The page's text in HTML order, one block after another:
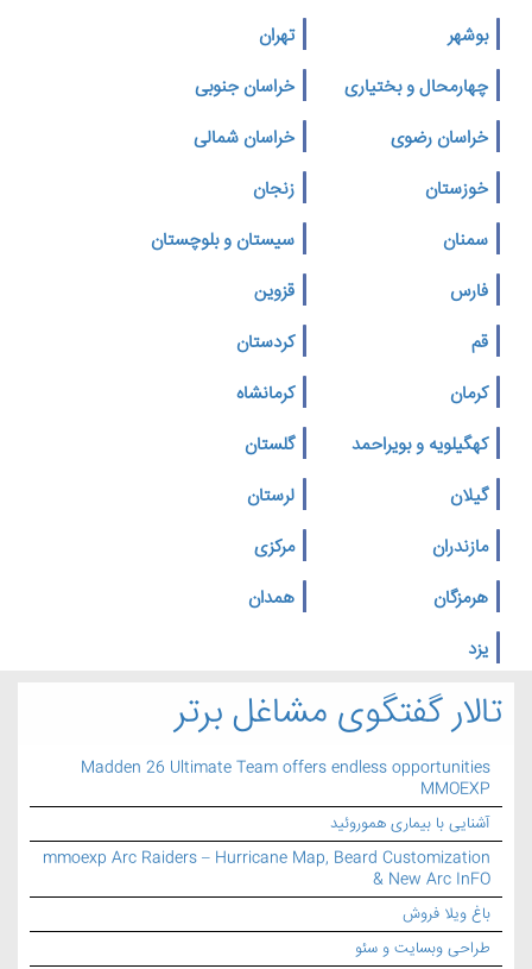
بوشهر
تهران
چهارمحال و بختیاری
خراسان جنوبی
خراسان رضوی
خراسان شمالی
خوزستان
زنجان
سمنان
سیستان و بلوچستان
فارس
قزوین
قم
کردستان
کرمان
کرمانشاه
کهگیلویه و بویراحمد
گلستان
گیلان
لرستان
مازندران
مرکزی
هرمزگان
همدان
یزد
تالار گفتگوی مشاغل برتر
Madden 26 Ultimate Team offers endless opportunities
MMOEXP
آشنایی با بیماری هموروئید
mmoexp Arc Raiders – Hurricane Map, Beard Customization
& New Arc InFO
باغ ویلا فروش
طراحی وبسایت و سئو